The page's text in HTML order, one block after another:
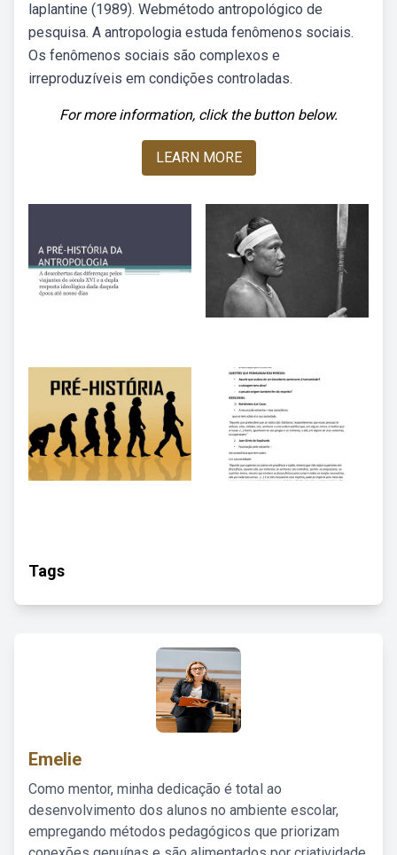
laplantine (1989). Webmétodo antropológico de
pesquisa. A antropologia estuda fenômenos sociais.
Os fenômenos sociais são complexos e
irreproduzíveis em condições controladas.
For more information, click the button below.
LEARN MORE
Tags
Emelie
Como mentor, minha dedicação é total ao
desenvolvimento dos alunos no ambiente escolar,
empregando métodos pedagógicos que priorizam